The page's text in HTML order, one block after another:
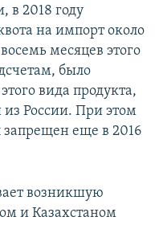
в 2018 году
на импорт около
месяцев этого
было
вида продукта,
из России. При этом
запрещен еще в 2016
возникшую
и Казахстаном